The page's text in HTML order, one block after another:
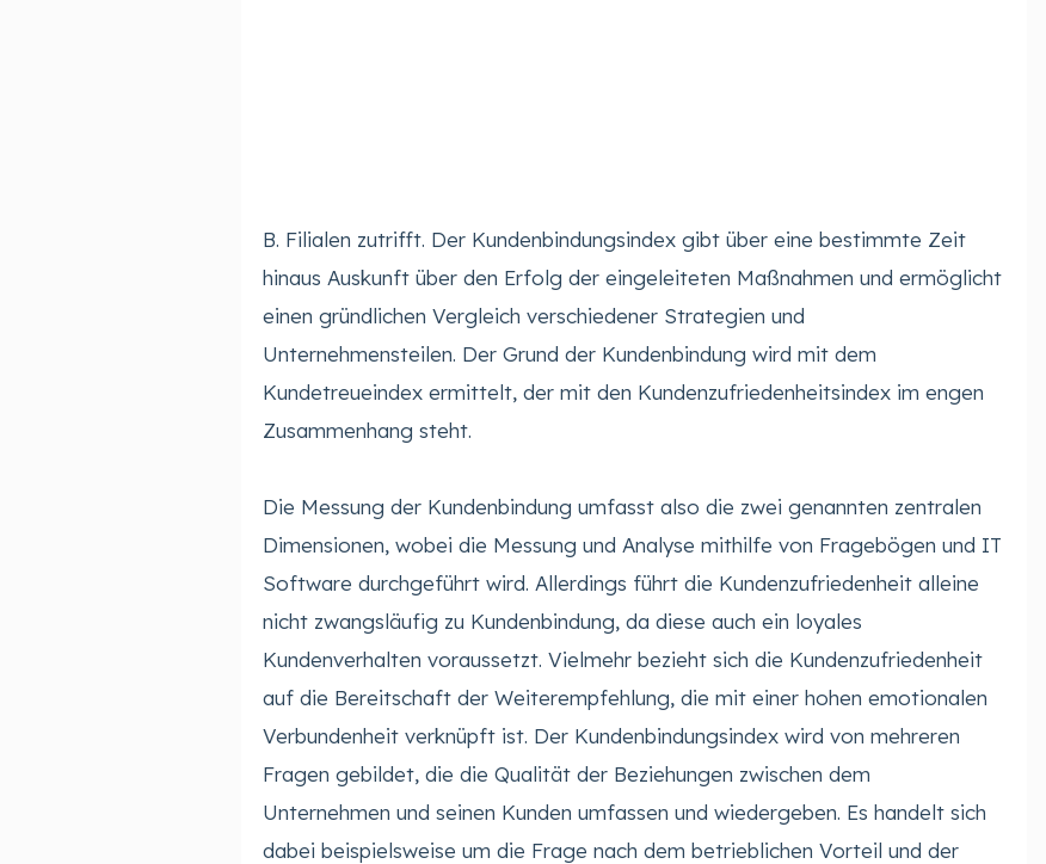
B. Filialen zutrifft. Der Kundenbindungsindex gibt über eine bestimmte Zeit
hinaus Auskunft über den Erfolg der eingeleiteten Maßnahmen und ermöglicht
einen gründlichen Vergleich verschiedener Strategien und
Unternehmensteilen. Der Grund der Kundenbindung wird mit dem
Kundetreueindex ermittelt, der mit den Kundenzufriedenheitsindex im engen
Zusammenhang steht.
Die Messung der Kundenbindung umfasst also die zwei genannten zentralen
Dimensionen, wobei die Messung und Analyse mithilfe von Fragebögen und IT
Software durchgeführt wird. Allerdings führt die Kundenzufriedenheit alleine
nicht zwangsläufig zu Kundenbindung, da diese auch ein loyales
Kundenverhalten voraussetzt. Vielmehr bezieht sich die Kundenzufriedenheit
auf die Bereitschaft der Weiterempfehlung, die mit einer hohen emotionalen
Verbundenheit verknüpft ist. Der Kundenbindungsindex wird von mehreren
Fragen gebildet, die die Qualität der Beziehungen zwischen dem
Unternehmen und seinen Kunden umfassen und wiedergeben. Es handelt sich
dabei beispielsweise um die Frage nach dem betrieblichen Vorteil und der